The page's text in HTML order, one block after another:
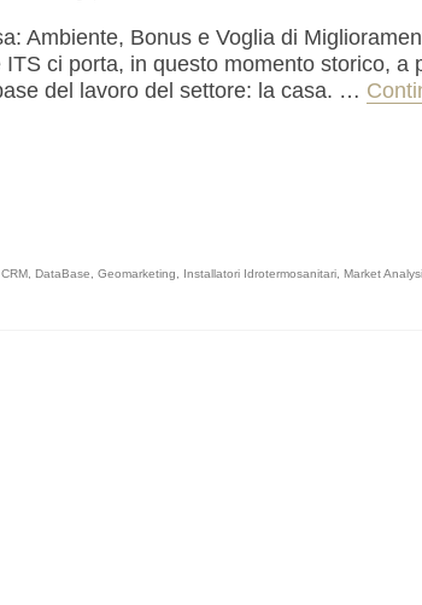
Ambiente, Bonus e Voglia di
ci porta, in questo momento storico, a
del lavoro del settore: la casa. …
CRM DataBase Geomarketing Installatori Idrotermosanitari Market